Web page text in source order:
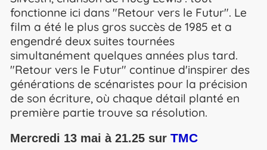
fonctionne ici dans "Retour vers le Futur". Le
film a été le plus gros succès de 1985 et a
engendré deux suites tournées
simultanément quelques années plus tard.
"Retour vers le Futur" continue d'inspirer des
générations de scénaristes pour la précision
de son écriture, où chaque détail planté en
première partie trouve sa résolution.
Mercredi 13 mai à 21.25 sur TMC